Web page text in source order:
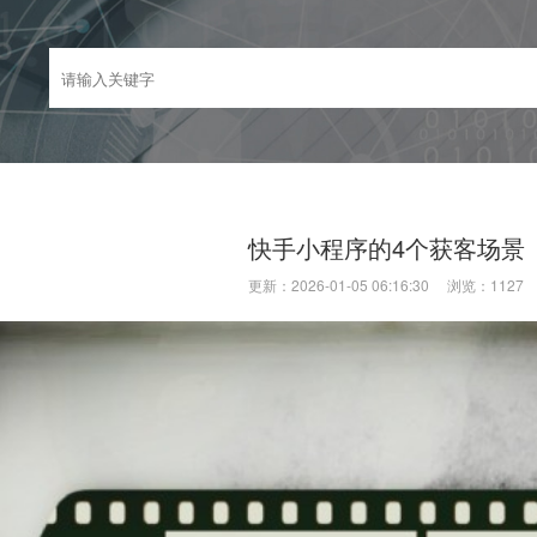
快手小程序的4个获客场景
更新：2026-01-05 06:16:30 浏览： 1127